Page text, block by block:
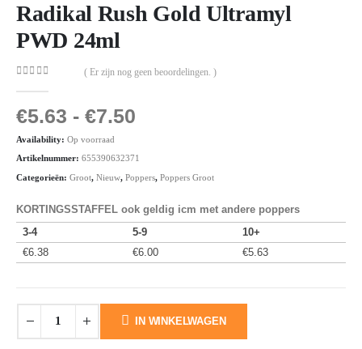
Radikal Rush Gold Ultramyl
PWD 24ml
( Er zijn nog geen beoordelingen. )
€5.63 - €7.50
Availability: Op voorraad
Artikelnummer: 655390632371
Categorieën: Groot, Nieuw, Poppers, Poppers Groot
KORTINGSSTAFFEL ook geldig icm met andere poppers
3-4
5-9
10+
€6.38 €6.00 €5.63
IN WINKELWAGEN